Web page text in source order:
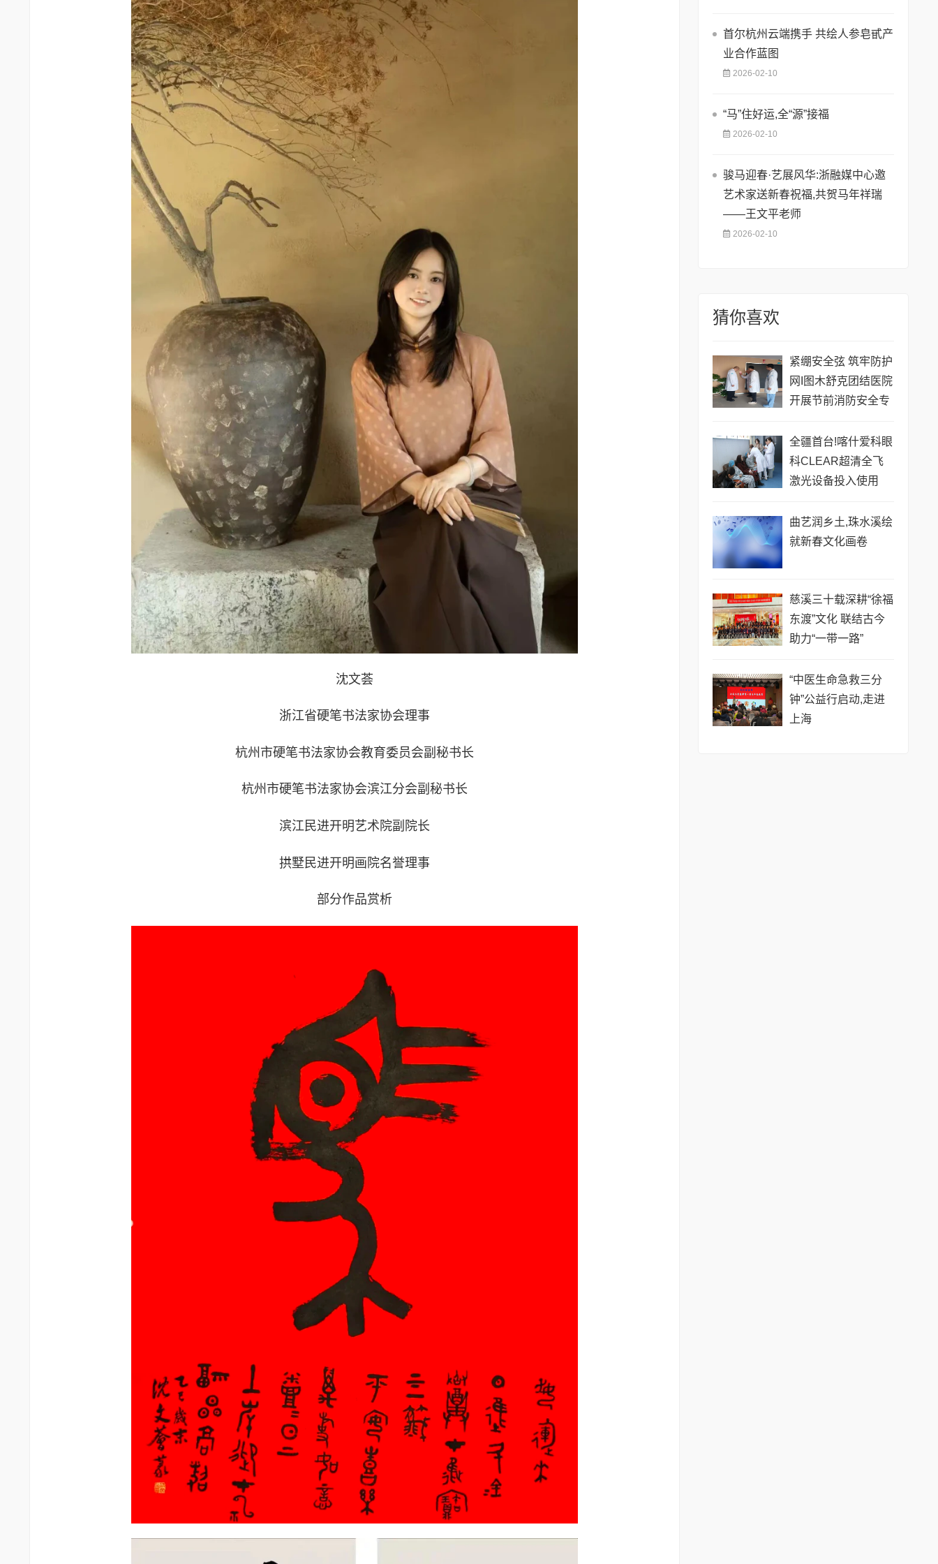
沈文荟
浙江省硬笔书法家协会理事
杭州市硬笔书法家协会教育委员会副秘书长
杭州市硬笔书法家协会滨江分会副秘书长
滨江民进开明艺术院副院长
拱墅民进开明画院名誉理事
部分作品赏析
首尔杭州云端携手 共绘人参皂甙产
业合作蓝图
2026-02-10
​“马”住好运,全“源”接福
2026-02-10
骏马迎春·艺展风华:浙融媒中心邀
艺术家送新春祝福,共贺马年祥瑞
——王文平老师
2026-02-10
猜你喜欢
紧绷安全弦 筑牢防护
网I图木舒克团结医院
开展节前消防安全专
全疆首台!喀什爱科眼
科CLEAR超清全飞
激光设备投入使用
曲艺润乡土,珠水溪绘
就新春文化画卷
慈溪三十载深耕“徐福
东渡”文化 联结古今
助力“一带一路”
“中医生命急救三分
钟”公益行启动,走进
上海